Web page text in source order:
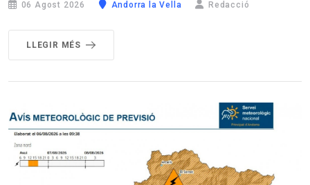
06 Agost 2026 Andorra la Vella Redacció
LLEGIR MÉS